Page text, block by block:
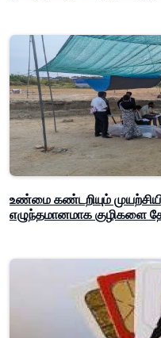
உண்மை கண்டறியும்
எழுந்தமானமாக குழிகளை